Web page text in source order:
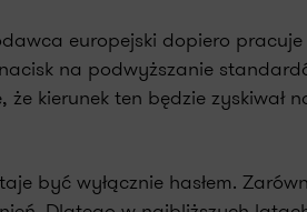
europejski dopiero
na podwyższanie
że kierunek ten będzie
być wyłącznie hasłem.